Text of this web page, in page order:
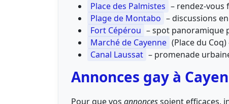
Place des Palmistes – rendez-vous
Plage de Montabo – discussions
Fort Cépérou – spot panoramique
Marché de Cayenne (Place du
Canal Laussat – promenade
Annonces gay à
Pour que vos annoncessoient efficaces,